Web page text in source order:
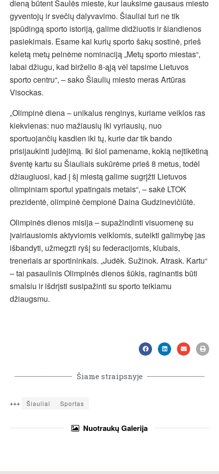
dieną būtent Saulės mieste, kur lauksime gausaus miesto
gyventojų ir svečių dalyvavimo. Šiauliai turi ne tik
įspūdingą sporto istoriją, galime didžiuotis ir šiandienos
pasiekimais. Esame kai kurių sporto šakų sostinė, prieš
keletą metų pelnėme nominaciją „Metų sporto miestas“,
labai džiugu, kad birželio 8-ąją vėl tapsime Lietuvos
sporto centru“, – sako Šiaulių miesto meras Artūras
Visockas.
„Olimpinė diena – unikalus renginys, kuriame veiklos ras
kiekvienas: nuo mažiausių iki vyriausių, nuo
sportuojančių kasdien iki tų, kurie dar tik bando
prisijaukinti judėjimą. Iki šiol pamename, kokią neįtikėtiną
šventę kartu su Šiauliais sukūrėme prieš 8 metus, todėl
džiaugiuosi, kad į šį miestą galime sugrįžti Lietuvos
olimpiniam sportui ypatingais metais“, – sakė LTOK
prezidentė, olimpinė čempionė Daina Gudzinevičiūtė.
Olimpinės dienos misija – supažindinti visuomenę su
įvairiausiomis aktyviomis veiklomis, suteikti galimybę jas
išbandyti, užmegzti ryšį su federacijomis, klubais,
treneriais ar sportininkais. „Judėk. Sužinok. Atrask. Kartu“
– tai pasaulinis Olimpinės dienos šūkis, raginantis būti
smalsiu ir išdrįsti susipažinti su sporto teikiamu
džiaugsmu.
Šiame straipsnyje
+++ Šiauliai Sportas
NuotraukųGalerija